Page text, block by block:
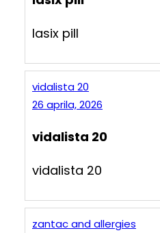
lasix pill
vidalista 20
26 aprila, 2026
vidalista 20
vidalista 20
zantac and allergies